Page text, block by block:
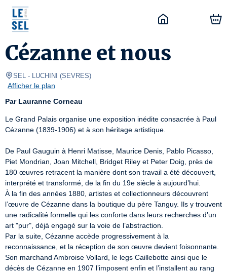
Cézanne et nous
SEL - LUCHINI (SEVRES)
Afficher le plan
Par Lauranne Corneau
Le Grand Palais organise une exposition inédite consacrée à Paul
Cézanne (1839-1906) et à son héritage artistique.
De Paul Gauguin à Henri Matisse, Maurice Denis, Pablo Picasso,
Piet Mondrian, Joan Mitchell, Bridget Riley et Peter Doig, près de
180 œuvres retracent la manière dont son travail a été découvert,
interprété et transformé, de la fin du 19e siècle à aujourd’hui.
À la fin des années 1880, artistes et collectionneurs découvrent
l’œuvre de Cézanne dans la boutique du père Tanguy. Ils y trouvent
une radicalité formelle qui les conforte dans leurs recherches d’un
art "pur", déjà engagé sur la voie de l’abstraction.
Par la suite, Cézanne accède progressivement à la
reconnaissance, et la réception de son œuvre devient foisonnante.
Son marchand Ambroise Vollard, le legs Caillebotte ainsi que le
décès de Cézanne en 1907 l’imposent enfin et l’installent au rang